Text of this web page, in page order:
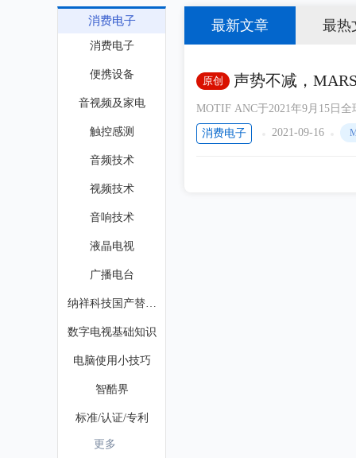
最新文章 最热
原创
声势不减，
两款真无线耳机
MOTIF ANC于2021年9月15日
猫影音旗舰店、Marshall京东影
消费电子 2021-09-16
消费电子
消费电子
便携设备
音视频及家电
触控感测
音频技术
视频技术
音响技术
液晶电视
广播电台
纳祥科技国产替代芯片
数字电视基础知识
电脑使用小技巧
智酷界
标准/认证/专利
电子胶粘剂应用
更多